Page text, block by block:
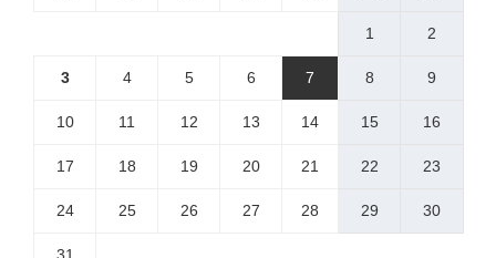
1 2
3 4 5 6 7 8 9
10 11 12 13 14 15 16
17 18 19 20 21 22 23
24 25 26 27 28 29 30